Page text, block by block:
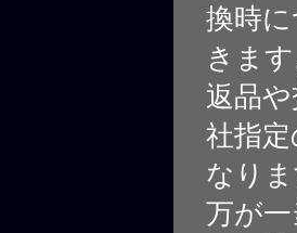
換時
きます
返品
社指
なりま
万が